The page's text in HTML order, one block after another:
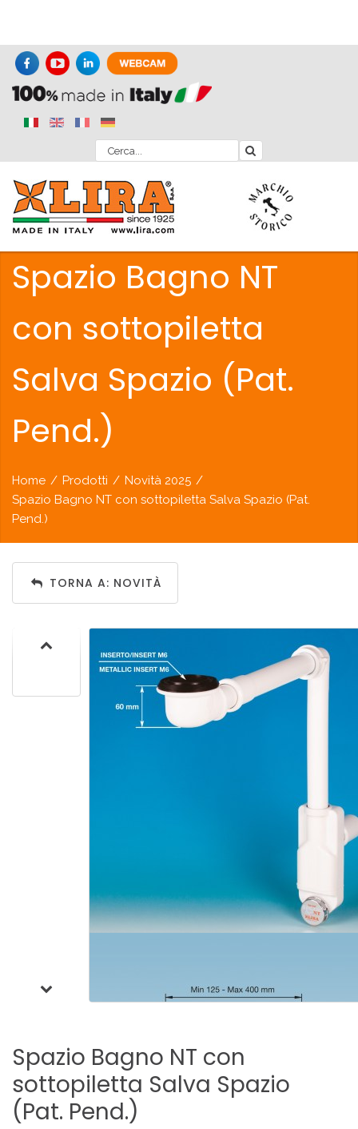
Spazio Bagno NT
con sottopiletta
Salva Spazio (Pat.
Pend.)
Home / Prodotti / Novità 2025 /
Spazio Bagno NT con sottopiletta Salva Spazio (Pat.
Pend.)
TORNA A: NOVITÀ
Spazio Bagno NT con
sottopiletta Salva Spazio
(Pat. Pend.)